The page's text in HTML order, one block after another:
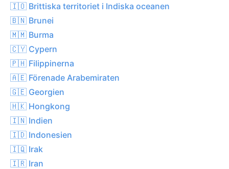
🇮🇴 Brittiska territoriet i Indiska oceanen
🇧🇳 Brunei
🇲🇲 Burma
🇨🇾 Cypern
🇵🇭 Filippinerna
🇦🇪 Förenade Arabemiraten
🇬🇪 Georgien
🇭🇰 Hongkong
🇮🇳 Indien
🇮🇩 Indonesien
🇮🇶 Irak
🇮🇷 Iran